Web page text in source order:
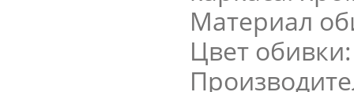
Материал
Цвет